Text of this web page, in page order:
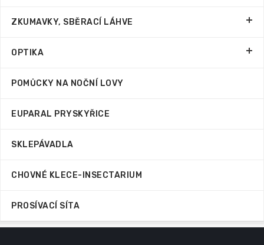
ZKUMAVKY, SBĚRACÍ LÁHVE
OPTIKA
POMŮCKY NA NOČNÍ LOVY
EUPARAL PRYSKYŘICE
SKLEPÁVADLA
CHOVNÉ KLECE-INSECTARIUM
PROSÍVACÍ SÍTA